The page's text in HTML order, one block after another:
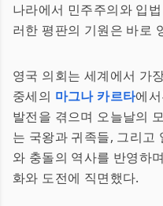
나라에서 민주주의와 입
러한 평판의 기원은 바로
영국 의회는 세계에서 가
중세의 마그나 카르타에
발전을 겪으며 오늘날의
는 국왕과 귀족들, 그리고
와 충돌의 역사를 반영하
화와 도전에 직면했다.